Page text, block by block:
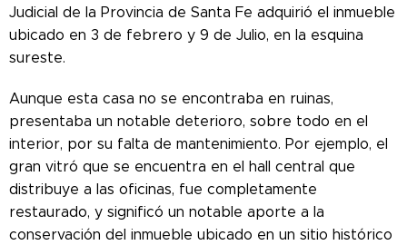
Judicial de la Provincia de Santa Fe adquirió el inmueble
ubicado en 3 de febrero y 9 de Julio, en la esquina
sureste.
Aunque esta casa no se encontraba en ruinas,
presentaba un notable deterioro, sobre todo en el
interior, por su falta de mantenimiento. Por ejemplo, el
gran vitró que se encuentra en el hall central que
distribuye a las oficinas, fue completamente
restaurado, y significó un notable aporte a la
conservación del inmueble ubicado en un sitio histórico